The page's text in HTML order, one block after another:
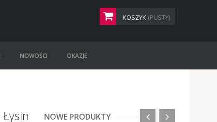
KOSZYK (PUSTY)
NOWOŚCI OKAZJE
NOWE PRODUKTY